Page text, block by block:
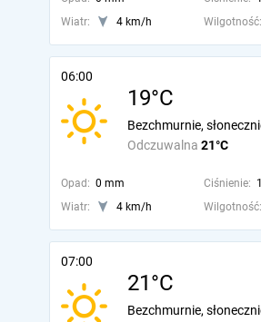
Wiatr:
4 km/h Wilgotność:
06:00
19°C
Odczuwalna 21°C
Bezchmurnie,
Opad: 0 mm Ciśnienie:
Wiatr:
4 km/h Wilgotność:
07:00
21°C
Bezchmurnie,